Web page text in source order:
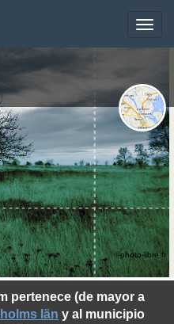
Toggle
pertenece (de mayor a
län y al municipio
©photo-libre.fr
Toggle